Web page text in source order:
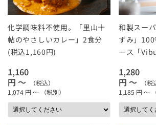
化学調味料不使用。「里山十
帖のやさしいカレー」2食分
(税込1,160円)
1,160
円 ～
（税込）
1,074 円 ～ （税別）
和製スー
ずみ」
ース「
1,280
円 ～
（税
1,185 円 ～